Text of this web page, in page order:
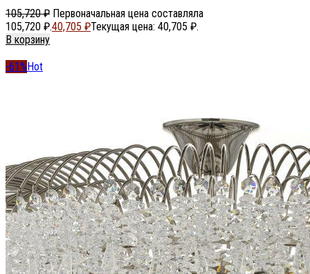
105,720₽ Первоначальная цена составляла
105,720 ₽.40,705 ₽Текущая цена: 40,705 ₽.
В корзину
-61% Hot